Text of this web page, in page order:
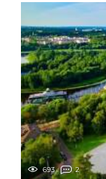
693 2